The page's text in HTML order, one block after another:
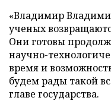
«Владимир
ученых
Они готовы
научно-
время и
будем рады такой
главе государства.